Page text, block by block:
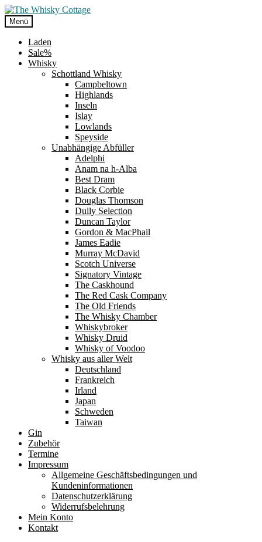
Zur
Navigation
springen
Zum
Inhalt
springen
Menü
Laden
Sale%
Whisky
Schottland Whisky
Campbeltown
Highlands
Inseln
Islay
Lowlands
Speyside
Unabhängige Abfüller
Adelphi
Anam na h-Alba
Best Dram
Black Corbie
Douglas Thomson
Dully Selection
Duncan Taylor
Gordon & MacPhail
James Eadie
Murray McDavid
Scotch Universe
Signatory Vintage
The Caskhound
The Red Cask Company
The Old Friends
The Whisky Chamber
Whiskybroker
Whisky Druid
Whisky of Voodoo
Whisky aus aller Welt
Deutschland
Frankreich
Irland
Japan
Schweden
Taiwan
Gin
Zubehör
Termine
Impressum
Allgemeine Geschäftsbedingungen und
Kundeninformationen
Datenschutzerklärung
Widerrufsbelehrung
Mein Konto
Kontakt